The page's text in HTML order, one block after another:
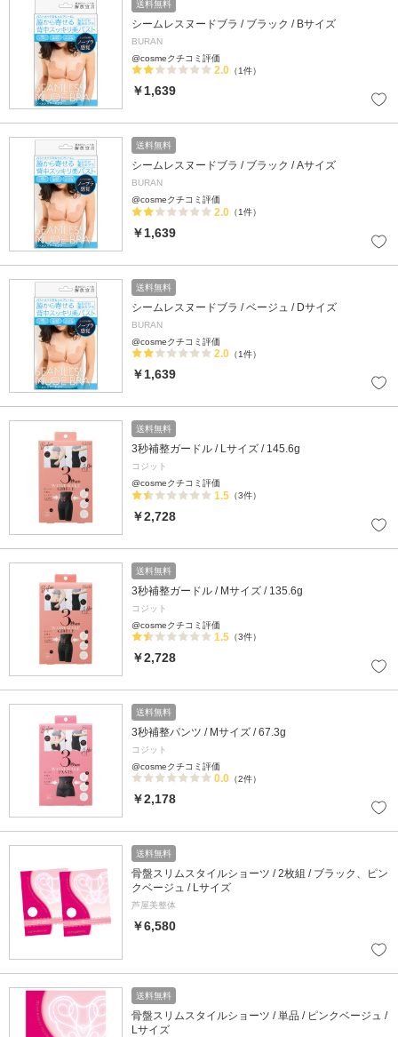
送料無料
シームレスヌードブラ / ブラック / Bサイズ
BURAN
@cosmeクチコミ評価
2.0 （1件）
￥1,639
送料無料
シームレスヌードブラ / ブラック / Aサイズ
BURAN
@cosmeクチコミ評価
2.0 （1件）
￥1,639
送料無料
シームレスヌードブラ / ベージュ / Dサイズ
BURAN
@cosmeクチコミ評価
2.0 （1件）
￥1,639
送料無料
3秒補整ガードル / Lサイズ / 145.6g
コジット
@cosmeクチコミ評価
1.5 （3件）
￥2,728
送料無料
3秒補整ガードル / Mサイズ / 135.6g
コジット
@cosmeクチコミ評価
1.5 （3件）
￥2,728
送料無料
3秒補整パンツ / Mサイズ / 67.3g
コジット
@cosmeクチコミ評価
0.0 （2件）
￥2,178
送料無料
骨盤スリムスタイルショーツ / 2枚組 / ブラック、ピン
クベージュ / Lサイズ
芦屋美整体
￥6,580
送料無料
骨盤スリムスタイルショーツ / 単品 / ピンクベージュ /
Lサイズ